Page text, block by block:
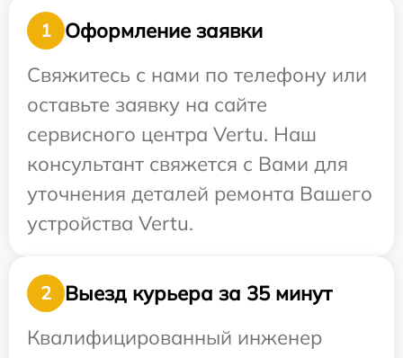
1
Оформление заявки
Свяжитесь с нами по телефону или
оставьте заявку на сайте
сервисного центра Vertu. Наш
консультант свяжется с Вами для
уточнения деталей ремонта Вашего
устройства Vertu.
2
Выезд курьера за 35 минут
Квалифицированный инженер